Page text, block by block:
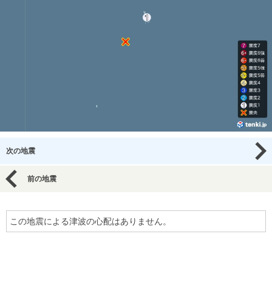
次の地震
前の地震
この地震による津波の心配はありません。